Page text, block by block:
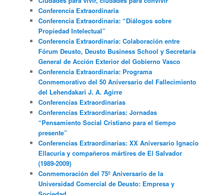
Conferencia Extraordinaria
Conferencia Extraordinaria: “Diálogos sobre
Propiedad Intelectual”
Conferencia Extraordinaria: Colaboración entre
Fórum Deusto, Deusto Business School y Secretaría
General de Acción Exterior del Gobierno Vasco
Conferencia Extraordinaria: Programa
Conmemorativo del 50 Aniversario del Fallecimiento
del Lehendakari J. A. Agirre
Conferencias Extraordinarias
Conferencias Extraordinarias: Jornadas
“Pensamiento Social Cristiano para el tiempo
presente”
Conferencias Extraordinarias: XX Aniversario Ignacio
Ellacuria y compañeros mártires de El Salvador
(1989-2009)
Conmemoración del 75º Aniversario de la
Universidad Comercial de Deusto: Empresa y